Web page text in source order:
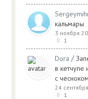
кальмары
3 ноября
1
Dora /
в кетчупе
с чесноком
24
1